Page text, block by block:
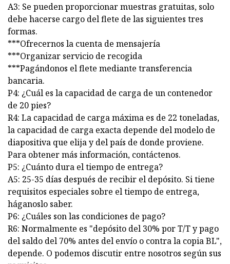
A3: Se pueden proporcionar muestras gratuitas, solo
debe hacerse cargo del flete de las siguientes tres
formas.
***Ofrecernos la cuenta de mensajería
***Organizar servicio de recogida
***Pagándonos el flete mediante transferencia
bancaria.
P4: ¿Cuál es la capacidad de carga de un contenedor
de 20 pies?
R4: La capacidad de carga máxima es de 22 toneladas,
la capacidad de carga exacta depende del modelo de
diapositiva que elija y del país de donde proviene.
Para obtener más información, contáctenos.
P5: ¿Cuánto dura el tiempo de entrega?
A5: 25-35 días después de recibir el depósito. Si tiene
requisitos especiales sobre el tiempo de entrega,
háganoslo saber.
P6: ¿Cuáles son las condiciones de pago?
R6: Normalmente es "depósito del 30% por T/T y pago
del saldo del 70% antes del envío o contra la copia BL",
depende. O podemos discutir entre nosotros según sus